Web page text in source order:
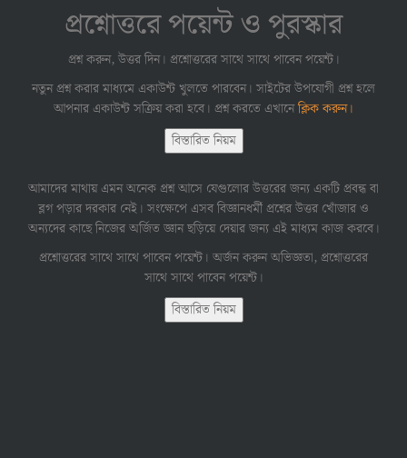
প্রশ্নোত্তরে পয়েন্ট ও পুরস্কার
প্রশ্ন করুন, উত্তর দিন। প্রশ্নোত্তরের সাথে সাথে পাবেন পয়েন্ট।
নতুন প্রশ্ন করার মাধ্যমে একাউন্ট খুলতে পারবেন। সাইটের উপযোগী প্রশ্ন হলে
আপনার একাউন্ট সক্রিয় করা হবে। প্রশ্ন করতে এখানেক্লিক করুন।
বিস্তারিত নিয়ম
আমাদের মাথায় এমন অনেক প্রশ্ন আসে যেগুলোর উত্তরের জন্য একটি প্রবন্ধ বা
ব্লগ পড়ার দরকার নেই। সংক্ষেপে এসব বিজ্ঞানধর্মী প্রশ্নের উত্তর খোঁজার ও
অন্যদের কাছে নিজের অর্জিত জ্ঞান ছড়িয়ে দেয়ার জন্য এই মাধ্যম কাজ করবে।
প্রশ্নোত্তরের সাথে সাথে পাবেন পয়েন্ট। অর্জন করুন অভিজ্ঞতা, প্রশ্নোত্তরের
সাথে সাথে পাবেন পয়েন্ট।
বিস্তারিত নিয়ম